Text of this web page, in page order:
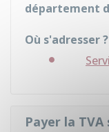
département
Où s'adresser ?
Payer la